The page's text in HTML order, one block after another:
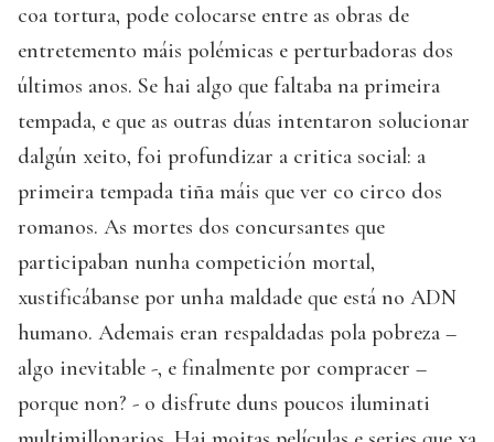
coa tortura, pode colocarse entre as obras de
entretemento máis polémicas e perturbadoras dos
últimos anos. Se hai algo que faltaba na primeira
tempada, e que as outras dúas intentaron solucionar
dalgún xeito, foi profundizar a critica social: a
primeira tempada tiña máis que ver co circo dos
romanos. As mortes dos concursantes que
participaban nunha competición mortal,
xustificábanse por unha maldade que está no ADN
humano. Ademais eran respaldadas pola pobreza –
algo inevitable -, e finalmente por compracer –
porque non? - o disfrute duns poucos iluminati